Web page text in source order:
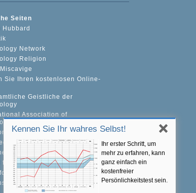
Kennen Sie Ihr wahres Selbst!
Ihr erster Schritt, um
mehr zu erfahren, kann
ganz einfach ein
kostenfreier
Persönlichkeitstest sein.
Seiten
Hubbard
Network
Religion
Sie Ihren kostenlosen Online-
Geistliche der
Association of
Magazine
zum Glücklichsein
Welt ohne Drogenkonsum
for Human Rights
Human Rights
Commission on Human Rights